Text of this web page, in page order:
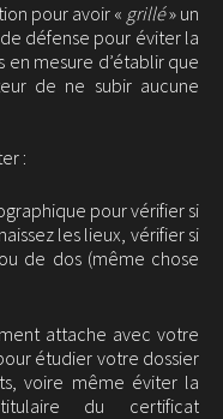
pour avoir « grillé» un
défense pour éviter la
en mesure d’établir que
de ne subir aucune
:
pour vérifier si
les lieux, vérifier si
de dos (même chose
attache avec votre
étudier votre dossier
voire même éviter la
du certificat